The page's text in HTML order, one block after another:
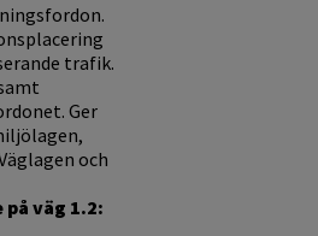
trafik.
Ger
och
väg 1.2: